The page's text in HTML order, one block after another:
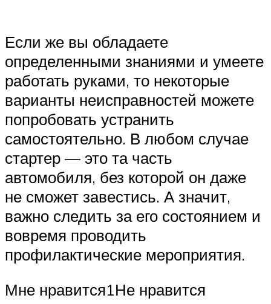
Если же вы обладаете
определенными знаниями и умеете
работать руками, то некоторые
варианты неисправностей можете
попробовать устранить
самостоятельно. В любом случае
стартер — это та часть
автомобиля, без которой он даже
не сможет завестись. А значит,
важно следить за его состоянием и
вовремя проводить
профилактические мероприятия.
Мне нравится1Не нравится